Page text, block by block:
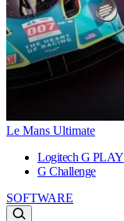
Le Mans Ultimate
Logitech G PLAY
G Challenge
SOFTWARE